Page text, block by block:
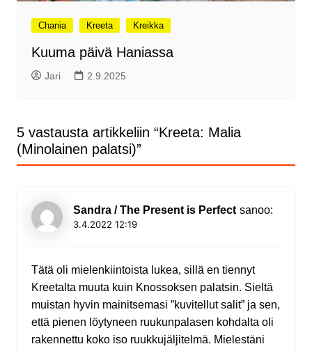
Chania Kreeta Kreikka
Kuuma päivä Haniassa
Jari 2.9.2025
5 vastausta artikkeliin “Kreeta: Malia
(Minolainen palatsi)”
Sandra / The Present is Perfect sanoo:
3.4.2022 12:19
Tätä oli mielenkiintoista lukea, sillä en tiennyt
Kreetalta muuta kuin Knossoksen palatsin. Sieltä
muistan hyvin mainitsemasi ”kuvitellut salit” ja sen,
että pienen löytyneen ruukunpalasen kohdalta oli
rakennettu koko iso ruukkujäljitelmä. Mielestäni